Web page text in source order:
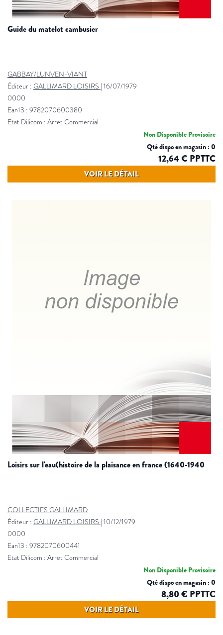
guide du matelot cambusier
GABBAY/LUNVEN-VIANT
Éditeur : GALLIMARD LOISIRS | 16/07/1979
0000
Ean13 : 9782070600380
Etat Dilicom : Arret Commercial
Non Disponible Provisoire
Qté dispo en magasin : 0
12,64 € PPTTC
VOIR LE DÉTAIL
loisirs sur l'eau(histoire de la plaisance en france (1640-1940
COLLECTIFS GALLIMARD
Éditeur : GALLIMARD LOISIRS | 10/12/1979
0000
Ean13 : 9782070600441
Etat Dilicom : Arret Commercial
Non Disponible Provisoire
Qté dispo en magasin : 0
8,80 € PPTTC
VOIR LE DÉTAIL